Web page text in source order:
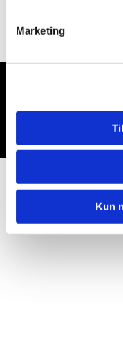
Marketing
Kun
Du vil